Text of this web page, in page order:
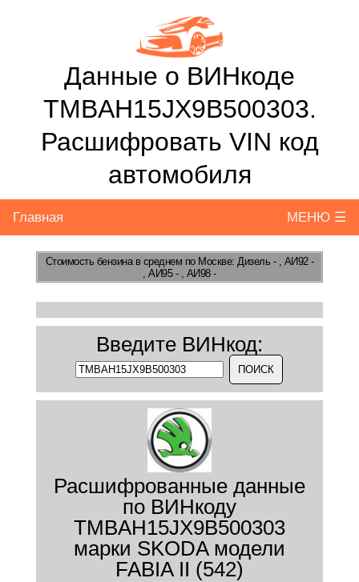
Данные о ВИНкоде
TMBAH15JX9B500303.
Расшифровать VIN код
автомобиля
Главная МЕНЮ ☰
Стоимость бензинав среднем по Москве: Дизель - , АИ92 -
, АИ95 - , АИ98 -
Введите ВИНкод:
Расшифрованные данные
по ВИНкоду
TMBAH15JX9B500303
марки SKODA модели
FABIA II (542)